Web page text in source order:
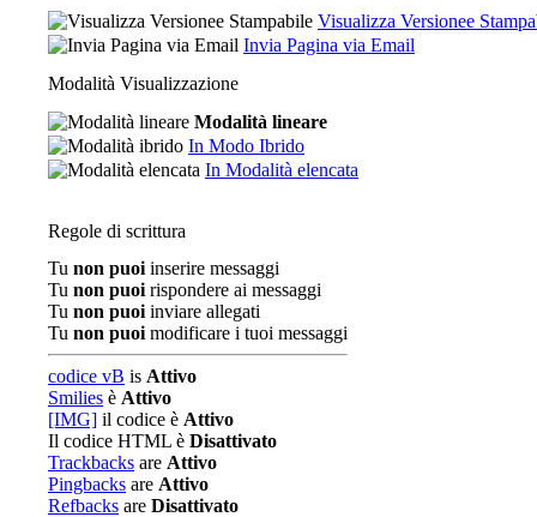
Visualizza Versionee
Invia Pagina via Email
Modalità Visualizzazione
Modalità lineare
In Modo Ibrido
In Modalità elencata
Regole di scrittura
Tu non puoi inserire messaggi
Tu non puoi rispondere ai messaggi
Tu non puoi inviare allegati
Tu non puoi modificare i tuoi messaggi
codice vB is Attivo
Smilies è Attivo
[IMG] il codice è Attivo
Il codice HTML è Disattivato
Trackbacks are Attivo
Pingbacks are Attivo
Refbacks are Disattivato